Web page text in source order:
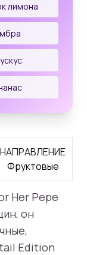
лимона
НАПРАВЛЕНИЕ
Фруктовые
Her Pepe
он
Edition